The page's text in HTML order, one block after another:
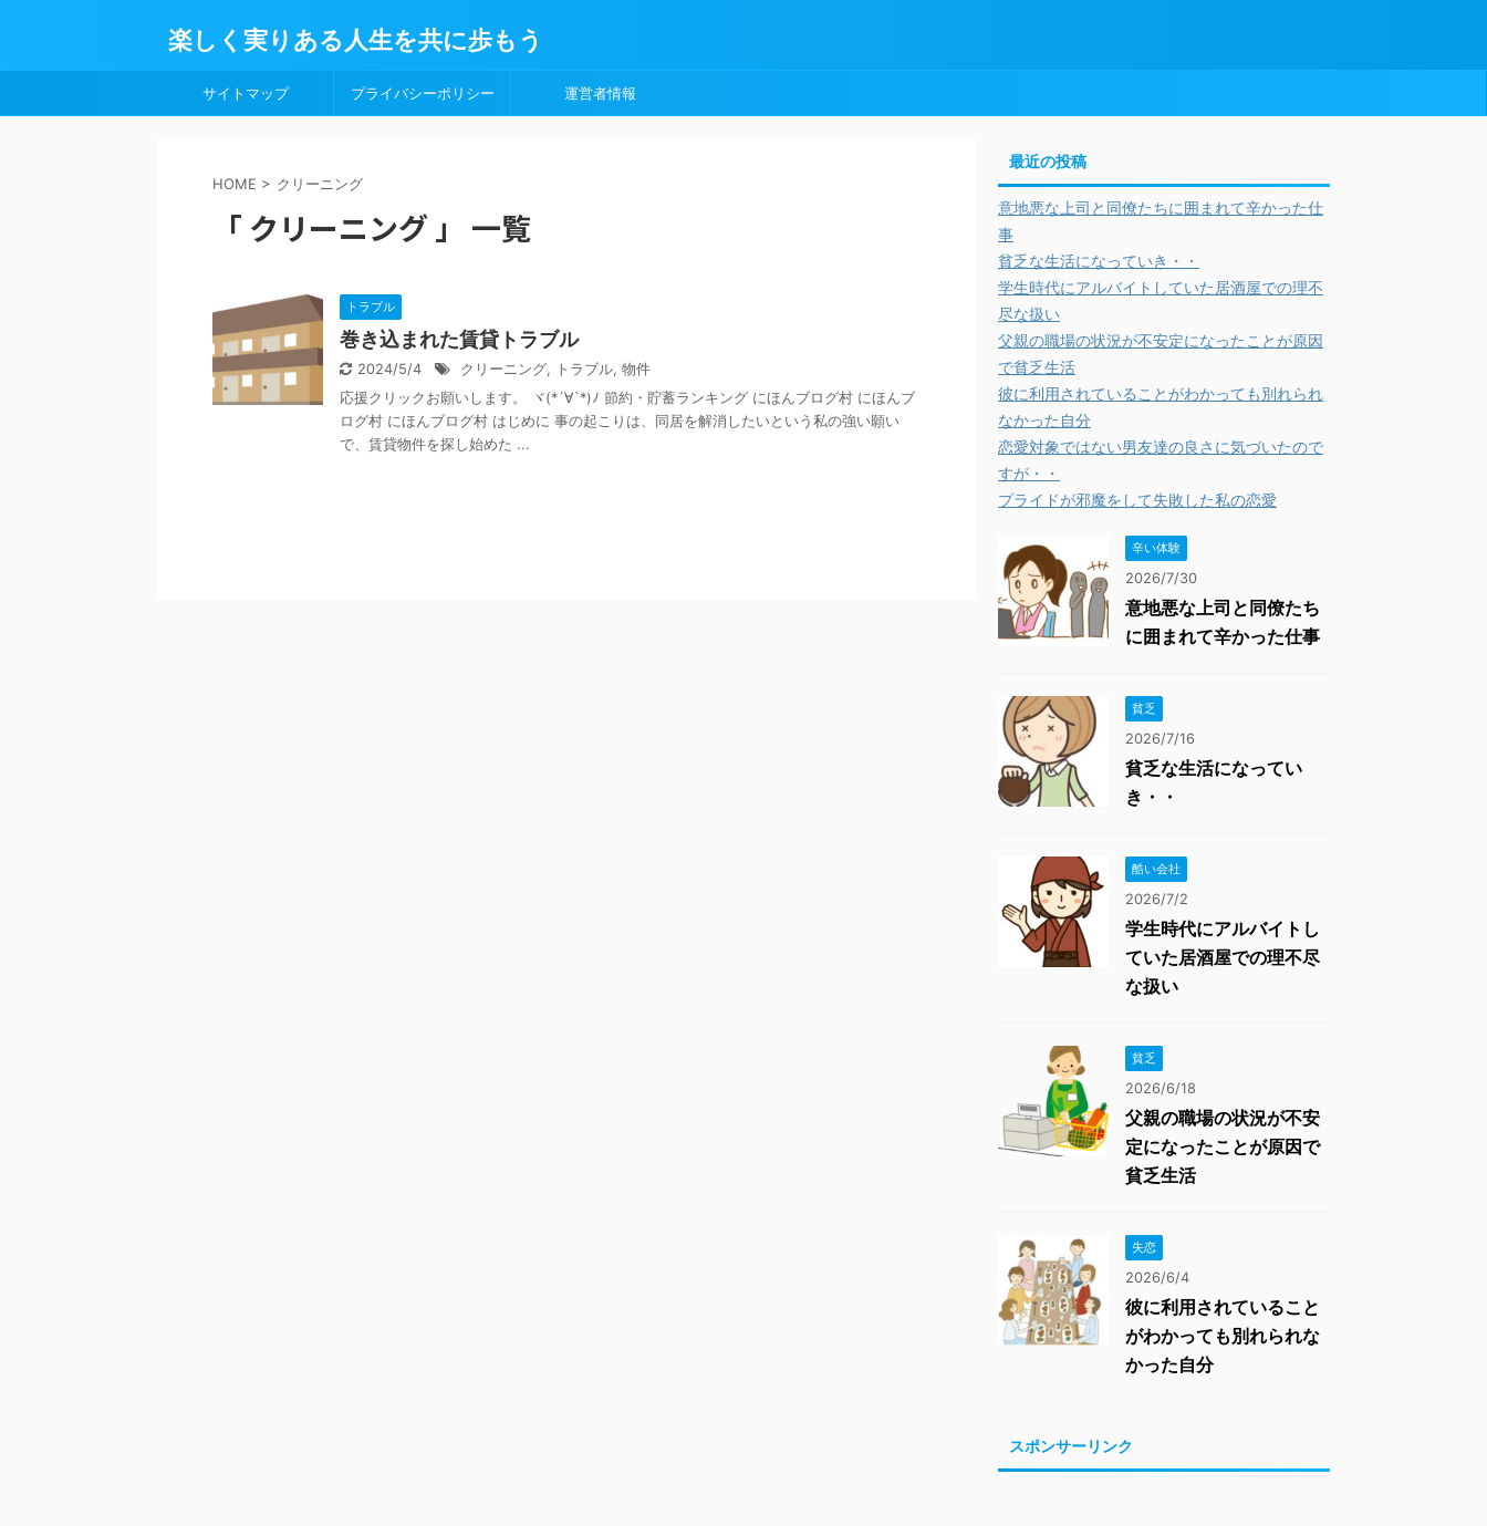
楽しく実りある人生を共に歩もう
サイトマップ プライバシーポリシー 運営者情報
HOME > クリーニング
「 クリーニング 」 一覧
トラブル
巻き込まれた賃貸トラブル
2024/5/4 クリーニング, トラブル, 物件
応援クリックお願いします。 ヾ(*´∀`*)ﾉ 節約・貯蓄ランキング にほんブログ村 にほんブ
ログ村 にほんブログ村 はじめに 事の起こりは、同居を解消したいという私の強い願い
で、賃貸物件を探し始めた ...
最近の投稿
意地悪な上司と同僚たちに囲まれて辛かった仕
事
貧乏な生活になっていき・・
学生時代にアルバイトしていた居酒屋での理不
尽な扱い
父親の職場の状況が不安定になったことが原因
で貧乏生活
彼に利用されていることがわかっても別れられ
なかった自分
恋愛対象ではない男友達の良さに気づいたので
すが・・
プライドが邪魔をして失敗した私の恋愛
辛い体験
2026/7/30
意地悪な上司と同僚たち
に囲まれて辛かった仕事
貧乏
2026/7/16
貧乏な生活になってい
き・・
酷い会社
2026/7/2
学生時代にアルバイトし
ていた居酒屋での理不尽
な扱い
貧乏
2026/6/18
父親の職場の状況が不安
定になったことが原因で
貧乏生活
失恋
2026/6/4
彼に利用されていること
がわかっても別れられな
かった自分
スポンサーリンク